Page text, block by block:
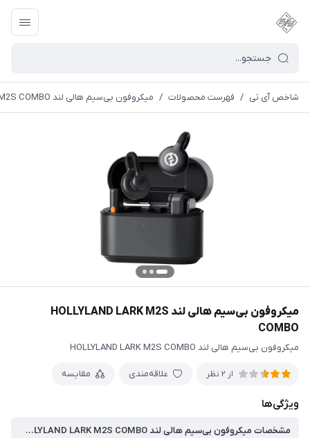
شاخص آی تی / فهرست محصولات / میکروفون بی‌سیم هالی لند HOLLYLAND LARK M2S COMBO
میکروفون بی‌سیم هالی لند HOLLYLAND LARK M2S
COMBO
میکروفون بی‌سیم هالی لند HOLLYLAND LARK M2S COMBO
از 2 نظر علاقه‌مندی مقایسه
ویژگی‌ها
مشخصات میکروفون بی‌سیم هالی لند HOLLYLAND LARK M2S COMBO